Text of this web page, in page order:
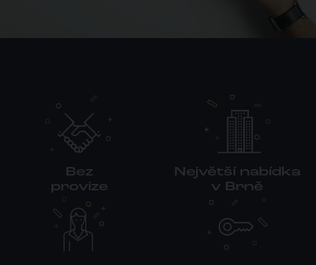
Bez
provize
Největší nabídka
v Brně